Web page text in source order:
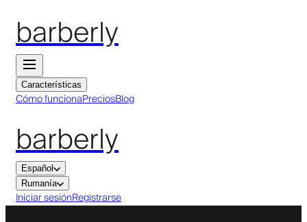
barberly
Características
Cómo funcionaPreciosBlog
barberly
Español
Rumanía
Iniciar sesiónRegistrarse